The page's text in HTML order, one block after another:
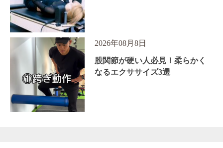
2026年08月8日
股関節が硬い人必見！柔らかく
なるエクササイズ3選